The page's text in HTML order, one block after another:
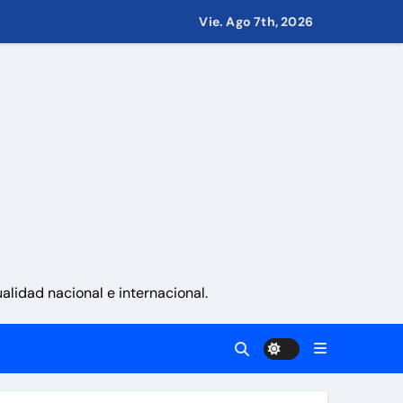
6 de agosto 2026
Vie. Ago 7th, 2026
nacional e internacional.